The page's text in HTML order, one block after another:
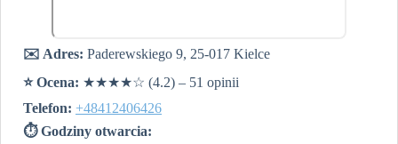
✉️ Adres: Paderewskiego 9, 25-017 Kielce
⭐️ Ocena: ★★★★☆ (4.2) – 51 opinii
Telefon: +48412406426
⏱ Godziny otwarcia: